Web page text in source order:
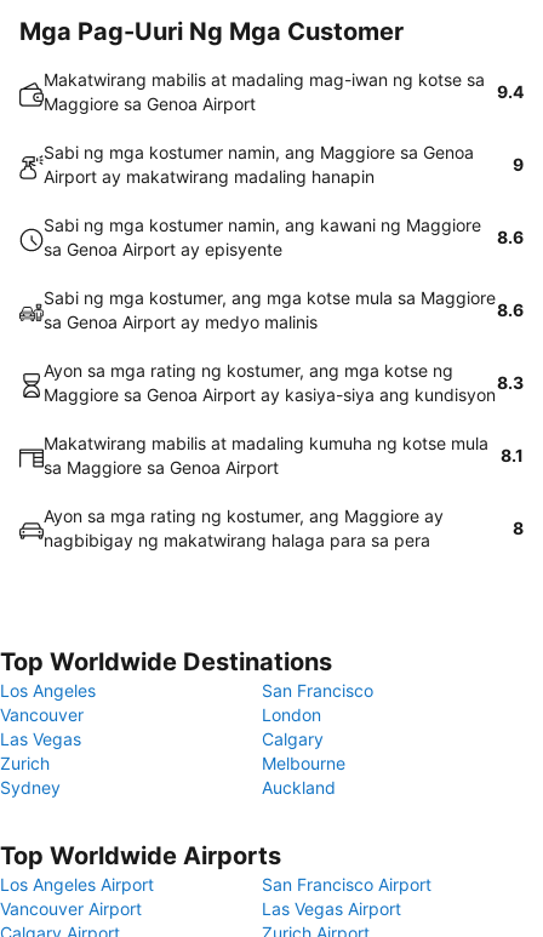
Mga Pag-Uuri Ng Mga Customer
Makatwirang mabilis at madaling mag-iwan ng kotse sa
Maggiore sa Genoa Airport
9.4
Sabi ng mga kostumer namin, ang Maggiore sa Genoa
Airport ay makatwirang madaling hanapin
9
Sabi ng mga kostumer namin, ang kawani ng Maggiore
sa Genoa Airport ay episyente
8.6
Sabi ng mga kostumer, ang mga kotse mula sa Maggiore
sa Genoa Airport ay medyo malinis
8.6
Ayon sa mga rating ng kostumer, ang mga kotse ng
Maggiore sa Genoa Airport ay kasiya-siya ang kundisyon
8.3
Makatwirang mabilis at madaling kumuha ng kotse mula
sa Maggiore sa Genoa Airport
8.1
Ayon sa mga rating ng kostumer, ang Maggiore ay
nagbibigay ng makatwirang halaga para sa pera
8
Top Worldwide Destinations
Los Angeles
San Francisco
Vancouver
London
Las Vegas
Calgary
Zurich
Melbourne
Sydney
Auckland
Top Worldwide Airports
Los Angeles Airport
San Francisco Airport
Vancouver Airport
Las Vegas Airport
Calgary Airport
Zurich Airport